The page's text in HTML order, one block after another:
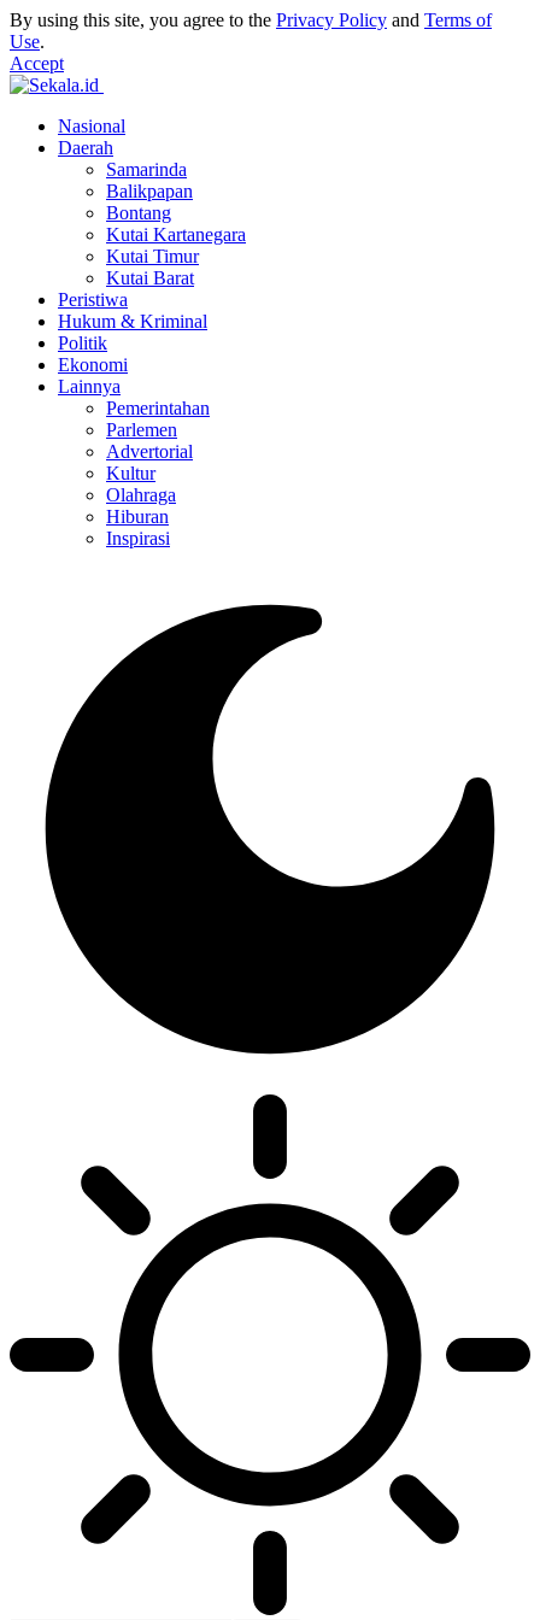
By using this site, you agree to the Privacy Policy and Terms of
Use.
Accept
Nasional
Daerah
Samarinda
Balikpapan
Bontang
Kutai Kartanegara
Kutai Timur
Kutai Barat
Peristiwa
Hukum & Kriminal
Politik
Ekonomi
Lainnya
Pemerintahan
Parlemen
Advertorial
Kultur
Olahraga
Hiburan
Inspirasi